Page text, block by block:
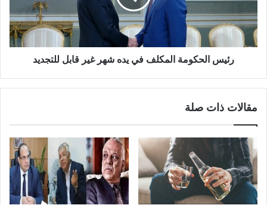
رئيس الحكومة المكلف في يده شهر غير قابل للتجديد
مقالات ذات صلة